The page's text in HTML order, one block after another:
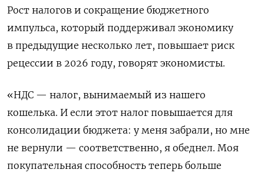
Рост налогов и сокращение бюджетного
импульса, который поддерживал экономику
в предыдущие несколько лет, повышает риск
рецессии в 2026 году, говорят экономисты.
«НДС — налог, вынимаемый из нашего
кошелька. И если этот налог повышается для
консолидации бюджета: у меня забрали, но мне
не вернули — соответственно, я обеднел. Моя
покупательная способность теперь больше